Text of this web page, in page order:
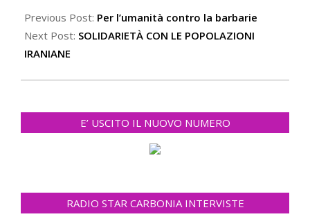
01-
07
Previous Post: Per l’umanità contro la barbarie
Next Post: SOLIDARIETÀ CON LE POPOLAZIONI
IRANIANE
E’ USCITO IL NUOVO NUMERO
RADIO STAR CARBONIA INTERVISTE